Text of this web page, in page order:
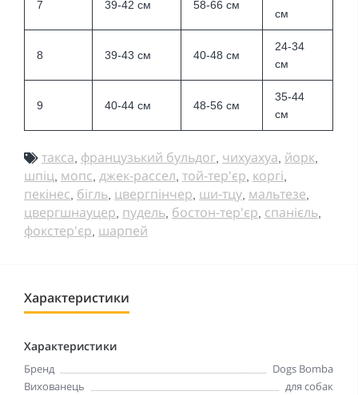
7 39-42 см 58-66 см
см
8 39-43 см 40-48 см
24-34
см
9 40-44 см 48-56 см
35-44
см
такса французький бульдог чихуахуа йорк
шпіц мопс джек-рассел той-тер'єр коргі
пекінес бігль цвергпінчер ши-тцу мальтезе
цвергшнауцер пудель бостон-тер'єр спанієль
фокстер'єр шарпей
Характеристики
Характеристики
Бренд
Dogs Bomba
Вихованець
для собак